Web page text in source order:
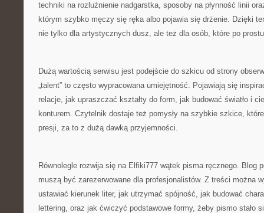
techniki na rozluźnienie nadgarstka, sposoby na płynność linii
którym szybko męczy się ręka albo pojawia się drżenie. Dzięki
nie tylko dla artystycznych dusz, ale też dla osób, które po
Dużą wartością serwisu jest podejście do szkicu od strony
„talent” to często wypracowana umiejętność. Pojawiają się
relacje, jak upraszczać kształty do form, jak budować światło i
konturem. Czytelnik dostaje też pomysły na szybkie szkice,
presji, za to z dużą dawką przyjemności.
Równolegle rozwija się na Elfiki777 wątek pisma ręcznego. Blog
muszą być zarezerwowane dla profesjonalistów. Z treści można
ustawiać kierunek liter, jak utrzymać spójność, jak budować
lettering, oraz jak ćwiczyć podstawowe formy, żeby pismo stało